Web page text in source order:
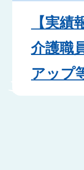
【実
介護職
アップ